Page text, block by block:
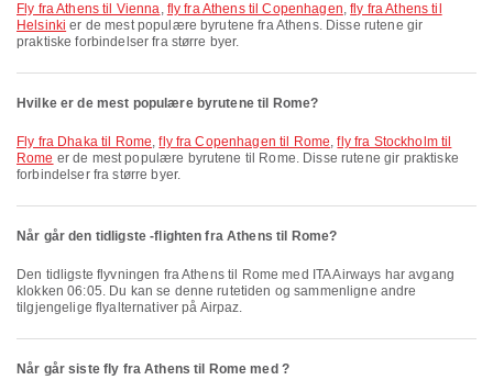
fly fra Athens til Vienna, fly fra Athens til Copenhagen,fly fra Athens til
Helsinki er de mest populære byrutene fra Athens. Disse rutene gir
praktiske forbindelser fra større byer.
Hvilke er de mest populære byrutene til Rome?
fly fra Dhaka til Rome,fly fra Copenhagen til Rome,fly fra Stockholm til
Rome er de mest populære byrutene til Rome. Disse rutene gir praktiske
forbindelser fra større byer.
Når går den tidligste -flighten fra Athens til Rome?
Den tidligste flyvningen fra Athens til Rome med ITA Airways har avgang
klokken 06:05. Du kan se denne rutetiden og sammenligne andre
tilgjengelige flyalternativer på Airpaz.
Når går siste fly fra Athens til Rome med ?